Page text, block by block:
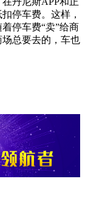
停车费。这样，
停车费“卖”给商
总要去的，车也